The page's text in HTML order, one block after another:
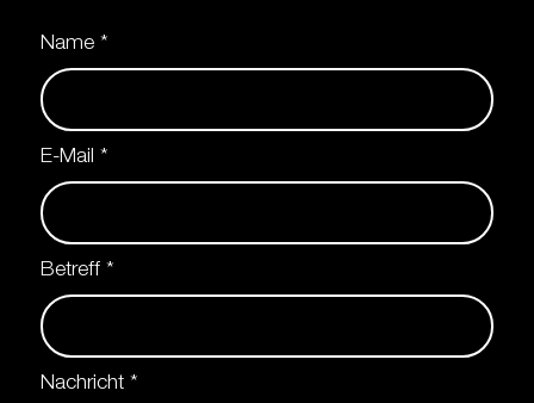
Name *
E-Mail *
Betreff *
Nachricht *